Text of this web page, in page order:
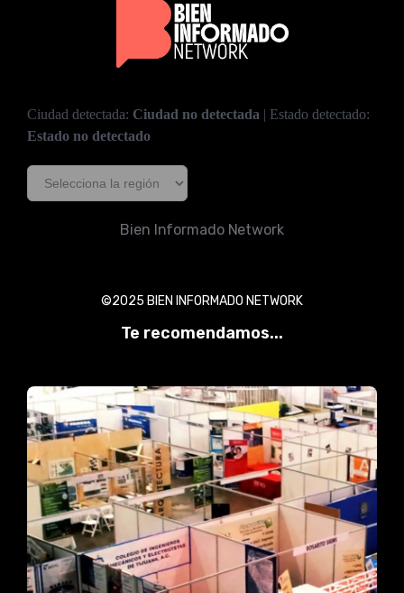
Ciudad detectada: Ciudad no detectada | Estado detectado:
Estado no detectado
Bien Informado Network
©2025 BIEN INFORMADO NETWORK
Te recomendamos...